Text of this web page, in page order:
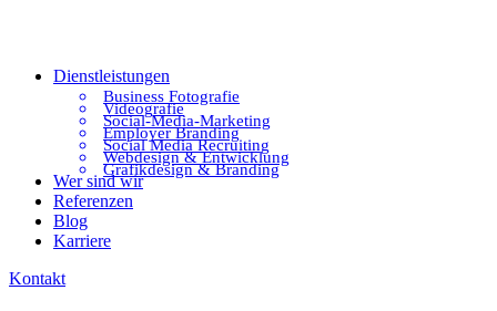
Dienstleistungen
Business Fotografie
Videografie
Social-Media-Marketing
Employer Branding
Social Media Recruiting
Webdesign & Entwicklung
Grafikdesign & Branding
Wer sind wir
Referenzen
Blog
Karriere
Kontakt